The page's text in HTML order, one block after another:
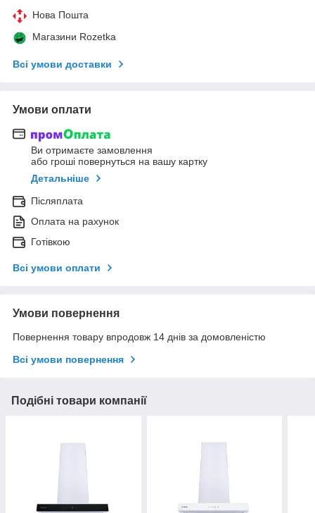
Нова Пошта
Магазини Rozetka
Всі умови доставки
Умови оплати
Ви отримаєте замовлення
або гроші повернуться на вашу картку
Детальніше
Післяплата
Оплата на рахунок
Готівкою
Всі умови оплати
Умови повернення
Повернення товару впродовж 14 днів за домовленістю
Всі умови повернення
Подібні товари компанії